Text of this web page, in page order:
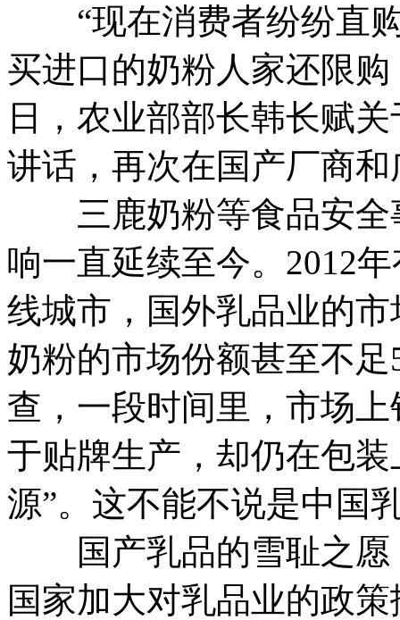
“现在消费者纷纷直购
买进口的奶粉人家还限
日，农业部部长韩长赋
讲话，再次在国产厂商
三鹿奶粉等食品安全
响一直延续至今。2012
线城市，国外乳品业的
奶粉的市场份额甚至不
查，一段时间里，市场
于贴牌生产，却仍在包装
源”。这不能不说是中国
国产乳品的雪耻之愿
国家加大对乳品业的政